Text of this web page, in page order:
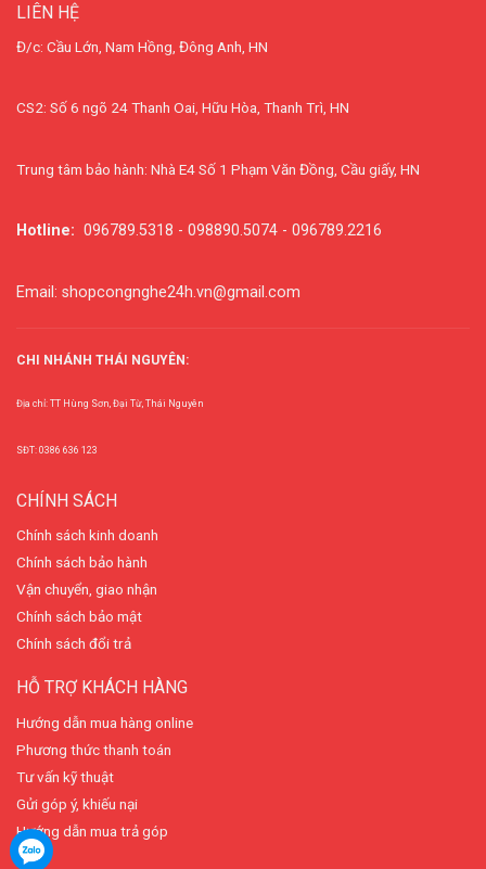
LIÊN HỆ
Đ/c: Cầu Lớn, Nam Hồng, Đông Anh, HN
CS2: Số 6 ngõ 24 Thanh Oai, Hữu Hòa, Thanh Trì, HN
Trung tâm bảo hành: Nhà E4 Số 1 Phạm Văn Đồng, Cầu giấy, HN
Hotline: 096789.5318 - 098890.5074 - 096789.2216
Email: shopcongnghe24h.vn@gmail.com
CHI NHÁNH THÁI NGUYÊN:
Địa chỉ: TT Hùng Sơn, Đại Từ, Thái Nguyên
SĐT: 0386 636 123
CHÍNH SÁCH
Chính sách kinh doanh
Chính sách bảo hành
Vận chuyển, giao nhận
Chính sách bảo mật
Chính sách đổi trả
HỖ TRỢ KHÁCH HÀNG
Hướng dẫn mua hàng online
Phương thức thanh toán
Tư vấn kỹ thuật
Gửi góp ý, khiếu nại
Hướng dẫn mua trả góp